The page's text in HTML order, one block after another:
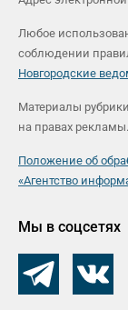
Любое
соблюдении
Новгородские
Материалы
на правах рекламы.
Положение об
«Агентство
Мы в соцсетях